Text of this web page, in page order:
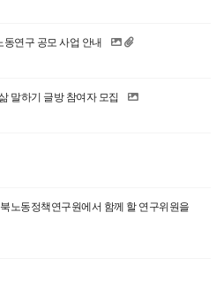
연구 공모 사업 안내
말하기 글방 참여자 모집
노동정책연구원에서 함께 할 연구위원을